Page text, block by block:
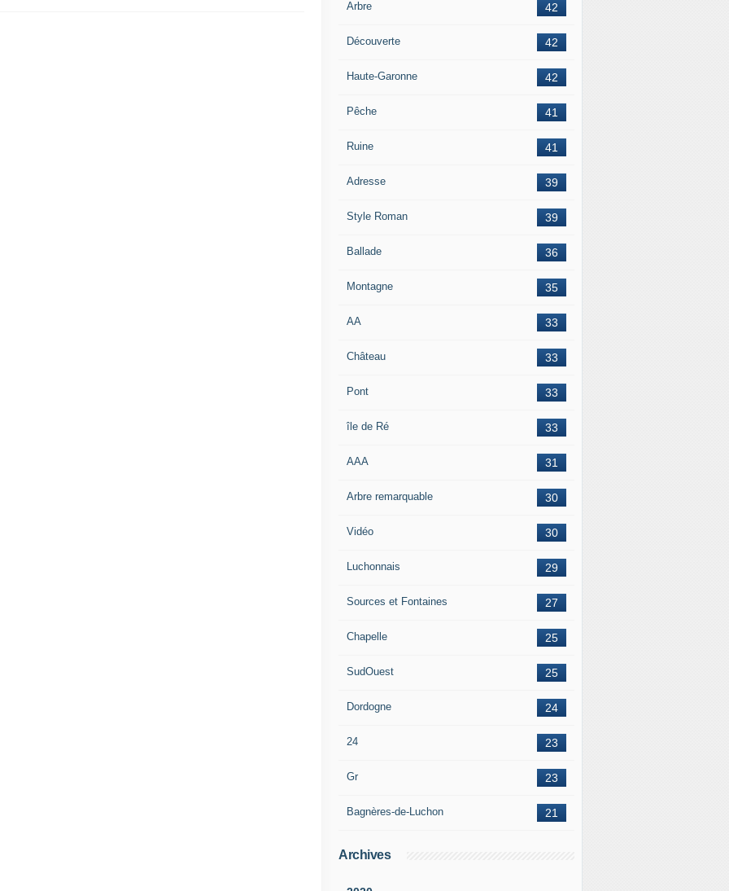
42
Arbre
42
Découverte
42
Haute-Garonne
41
Pêche
41
Ruine
39
Adresse
39
Style Roman
36
Ballade
35
Montagne
33
AA
33
Château
33
Pont
33
île de Ré
31
AAA
30
Arbre remarquable
30
Vidéo
29
Luchonnais
27
Sources et Fontaines
25
Chapelle
25
SudOuest
24
Dordogne
23
24
23
Gr
21
Bagnères-de-Luchon
Archives